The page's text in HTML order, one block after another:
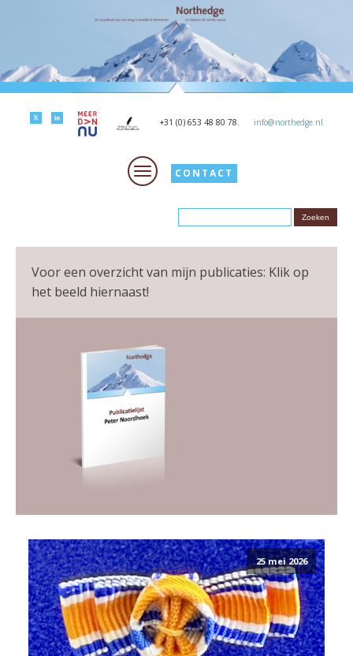
+31 (0) 653 48 80 78. info@northedge.nl
CONTACT
Voor een overzicht van mijn publicaties: Klik op
het beeld hiernaast!
25 mei 2026